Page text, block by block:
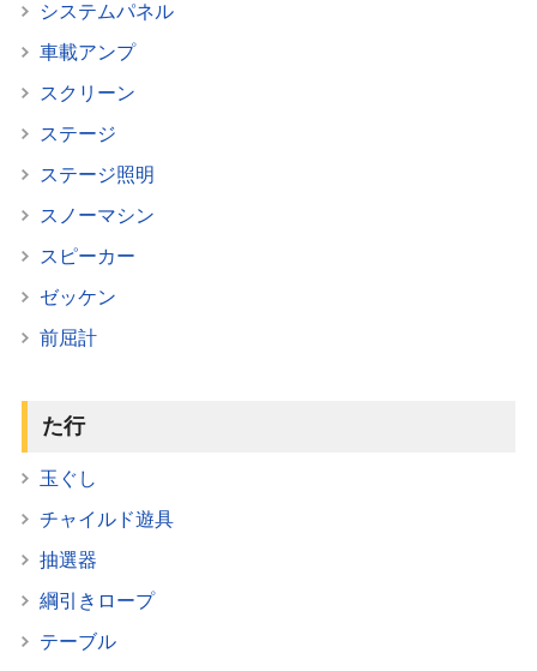
システムパネル
車載アンプ
スクリーン
ステージ
ステージ照明
スノーマシン
スピーカー
ゼッケン
前屈計
た行
玉ぐし
チャイルド遊具
抽選器
綱引きロープ
テーブル